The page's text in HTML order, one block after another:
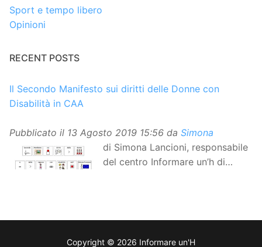
Sport e tempo libero
Opinioni
RECENT POSTS
Il Secondo Manifesto sui diritti delle Donne con
Disabilità in CAA
Pubblicato il 13 Agosto 2019 15:56 da Simona
di Simona Lancioni, responsabile
del centro Informare un’h di
aumentativa alternativa (CAA) del “Secondo Manifesto
Copyright © 2026 Informare un'H